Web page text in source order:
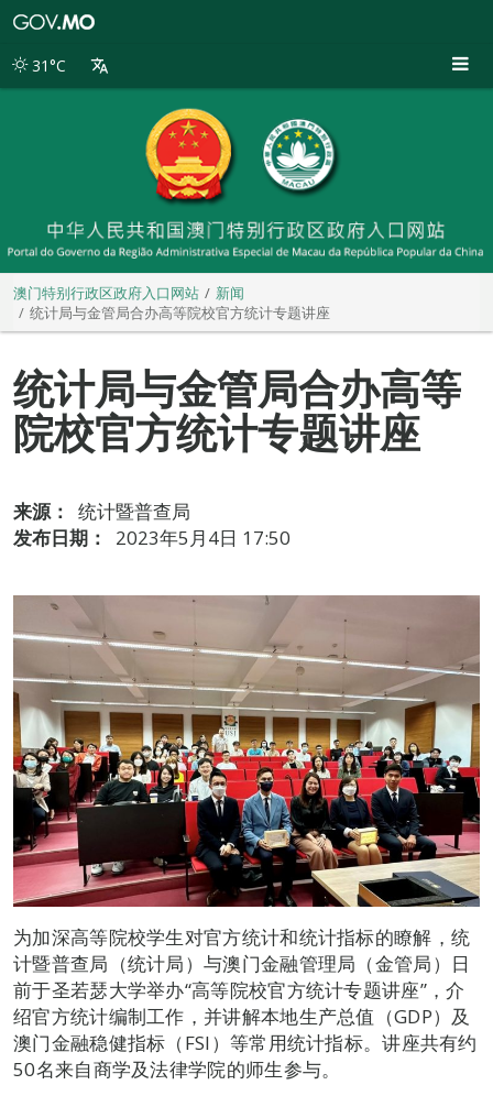
别
31°C
澳门特别行政区政府入口网站
新闻
统计局与金管局合办高等院校官方统计专题讲座
统计局与金管局合办高等
院校官方统计专题讲座
来源：
统计暨普查局
发布日期：
2023年5月4日 17:50
为加深高等院校学生对官方统计和统计指标的瞭解，统
计暨普查局（统计局）与澳门金融管理局（金管局）日
前于圣若瑟大学举办“高等院校官方统计专题讲座”，介
绍官方统计编制工作，并讲解本地生产总值（GDP）及
澳门金融稳健指标（FSI）等常用统计指标。讲座共有约
50名来自商学及法律学院的师生参与。